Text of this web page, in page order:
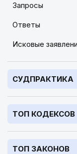
Запросы
Ответы
Исковые
СУДПРАКТИКА
ТОП КОДЕКСОВ
ТОП ЗАКОНОВ